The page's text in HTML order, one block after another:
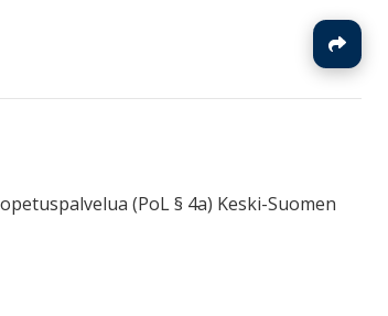
(PoL § 4a) Keski-Suomen